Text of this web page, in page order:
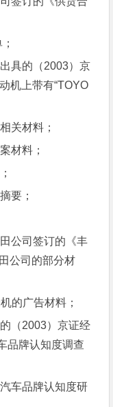
具的（2003）京
机上带有“TOYO
关材料；
材料；
要；
公司签订的《丰
公司的部分材
的广告材料；
（2003）京证经
品牌认知度调查
车品牌认知度研